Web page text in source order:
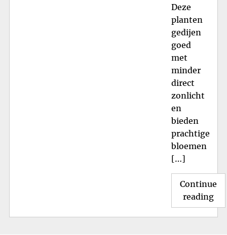
Deze
planten
gedijen
goed
met
minder
direct
zonlicht
en
bieden
prachtige
bloemen
[…]
Continue
reading